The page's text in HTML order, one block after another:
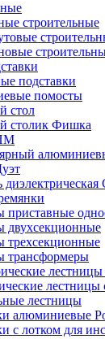
строительные
подставки
помосты
стол
столик Фишка
приставные
двухсекционные
трехсекционные
трансформеры
лестницы
лестницы
алюминиевые
c лотком для